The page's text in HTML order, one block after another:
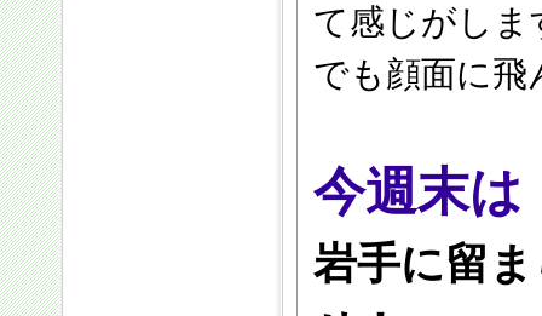
て感じがし
でも顔面に
今週末は
岩手に留